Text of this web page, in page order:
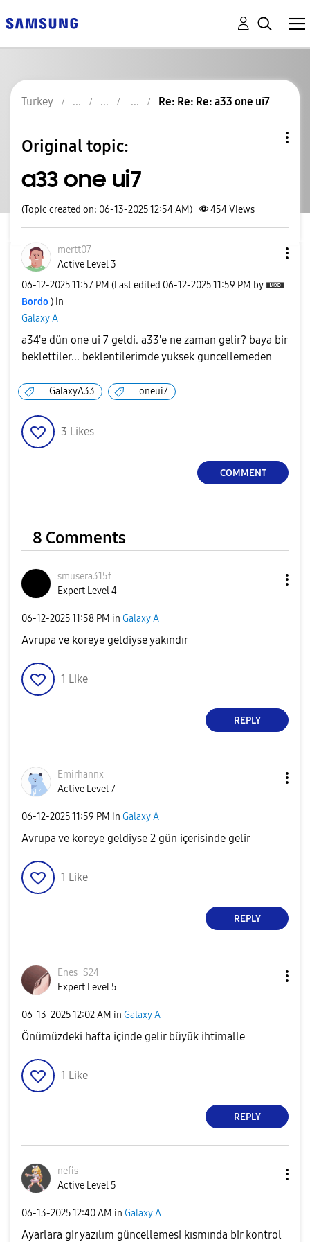
Turkey Re: Re: Re: a33 one ui7
Original topic:
a33 one ui7
(Topic created on: 06-13-2025 12:54 AM) 454Views
mertt07
Active Level 3
‎06-12-202511:57 PM (Last edited ‎06-12-202511:59 PM by
Bordo ) in
Galaxy A
a34'e dün one ui 7 geldi. a33'e ne zaman gelir? baya bir
beklettiler... beklentilerimde yuksek guncellemeden
GalaxyA33 oneui7
3 Likes
COMMENT
8 Comments
smusera315f
Expert Level 4
‎06-12-202511:58 PM in Galaxy A
Avrupa ve koreye geldiyse yakındır
1 Like
REPLY
Emirhannx
Active Level 7
‎06-12-202511:59 PM in Galaxy A
Avrupa ve koreye geldiyse 2 gün içerisinde gelir
1 Like
REPLY
Enes_S24
Expert Level 5
‎06-13-202512:02 AM in Galaxy A
Önümüzdeki hafta içinde gelir büyük ihtimalle
1 Like
REPLY
nefis
Active Level 5
‎06-13-202512:40 AM in Galaxy A
Ayarlara gir yazılım güncellemesi kısmında bir kontrol